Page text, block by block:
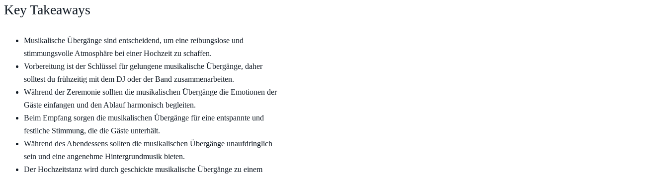
Key Takeaways
Musikalische Übergänge sind entscheidend, um eine reibungslose und
stimmungsvolle Atmosphäre bei einer Hochzeit zu schaffen.
Vorbereitung ist der Schlüssel für gelungene musikalische Übergänge, daher
solltest du frühzeitig mit dem DJ oder der Band zusammenarbeiten.
Während der Zeremonie sollten die musikalischen Übergänge die Emotionen der
Gäste einfangen und den Ablauf harmonisch begleiten.
Beim Empfang sorgen die musikalischen Übergänge für eine entspannte und
festliche Stimmung, die die Gäste unterhält.
Während des Abendessens sollten die musikalischen Übergänge unaufdringlich
sein und eine angenehme Hintergrundmusik bieten.
Der Hochzeitstanz wird durch geschickte musikalische Übergänge zu einem